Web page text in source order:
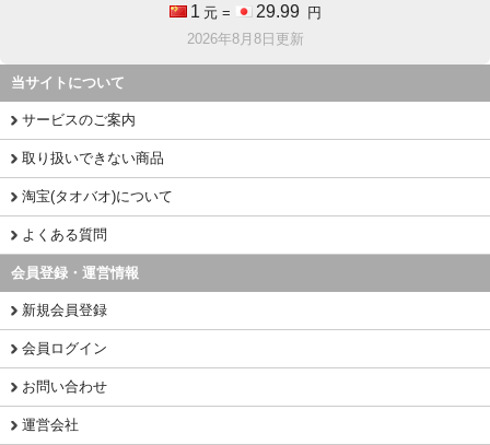
1 元 = 29.99
円
2026年8月8日更新
当サイトについて
サービスのご案内
取り扱いできない商品
淘宝(タオバオ)について
よくある質問
会員登録・運営情報
新規会員登録
会員ログイン
お問い合わせ
運営会社